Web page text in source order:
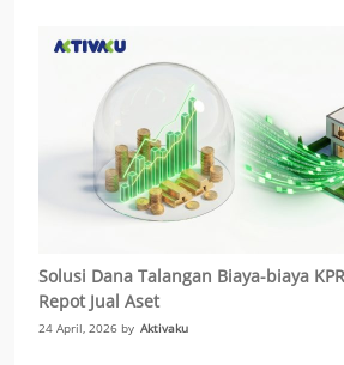
Solusi Dana Talangan Biaya-biaya
Repot Jual Aset
24 April, 2026 by Aktivaku